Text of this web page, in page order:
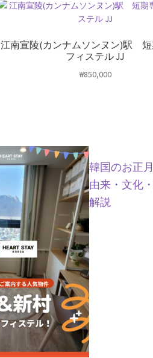
江南宣陵(カンナムソンヌン)駅 短
フィステル JJ
₩850,000
韓国のお正
由来・文化
解説